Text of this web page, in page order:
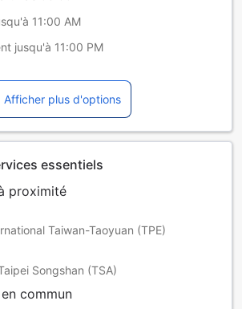
11:00 AM
jusqu'à 11:00 PM
Afficher plus d'options
essentiels
proximité
Taiwan-Taoyuan (TPE)
Songshan (TSA)
commun